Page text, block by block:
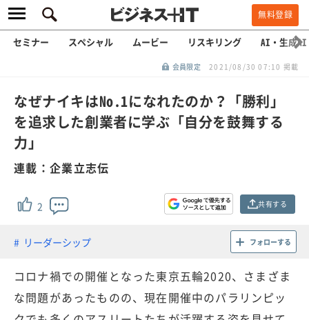
無料登録
セミナー スペシャル ムービー リスキリング AI・生成AI
会員限定 2021/08/30 07:10 掲載
なぜナイキはNo.1になれたのか？「勝利」
を追求した創業者に学ぶ「自分を鼓舞する
力」
連載：企業立志伝
2 共有する
リーダーシップ フォローする
コロナ禍での開催となった東京五輪2020、さまざま
な問題があったものの、現在開催中のパラリンピッ